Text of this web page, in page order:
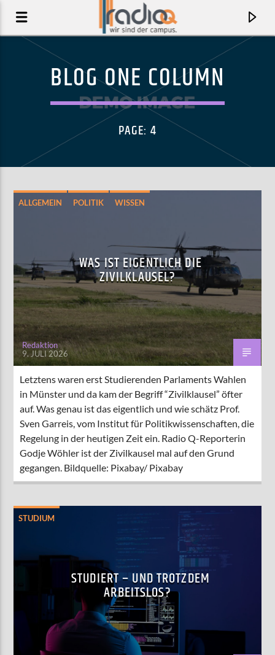
BLACK FLAG FREESTYLE (FEAT. THAT MEXICAN OT)
DENZEL CURRY, THAT MEXICAN OT
AKTUELLE SENDUNG
MOEBIUS
00:00 09:00
ZU HÖREN INMünster 90,9 MHzSteinfurt103,9 MHz
BLOG ONE COLUMN
PAGE: 4
ALLGEMEIN POLITIK WISSEN
WAS IST EIGENTLICH DIE
ZIVILKLAUSEL?
Redaktion
9. JULI 2026
Letztens waren erst Studierenden Parlaments Wahlen
in Münster und da kam der Begriff “Zivilklausel” öfter
auf. Was genau ist das eigentlich und wie schätz Prof.
Sven Garreis, vom Institut für Politikwissenschaften, die
Regelung in der heutigen Zeit ein. Radio Q-Reporterin
Godje Wöhler ist der Zivilkausel mal auf den Grund
gegangen. Bildquelle: Pixabay/ Pixabay
STUDIUM
STUDIERT – UND TROTZDEM
ARBEITSLOS?